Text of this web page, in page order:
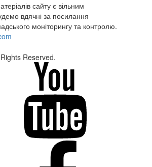
сайту є вільним
вдячні за посилання
моніторингу та контролю.
Reserved.